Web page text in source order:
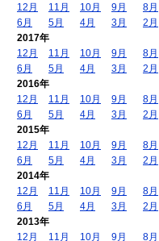
12月
11月 10月 9月 8月
6月
5月 4月 3月 2月
2017年
12月
11月 10月 9月 8月
6月
5月 4月 3月 2月
2016年
12月
11月 10月 9月 8月
6月
5月 4月 3月 2月
2015年
12月
11月 10月 9月 8月
6月
5月 4月 3月 2月
2014年
12月
11月 10月 9月 8月
6月
5月 4月 3月 2月
2013年
12月
11月 10月 9月 8月